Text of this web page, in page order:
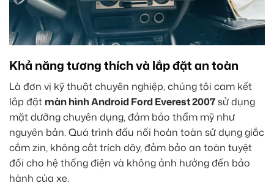
Khả năng tương thích và lắp đặt an toàn
Là đơn vị kỹ thuật chuyên nghiệp, chúng tôi cam kết
lắp đặt màn hình Android Ford Everest 2007sử dụng
mặt dưỡng chuyên dụng, đảm bảo thẩm mỹ như
nguyên bản. Quá trình đấu nối hoàn toàn sử dụng giắc
cắm zin, không cắt trích dây, đảm bảo an toàn tuyệt
đối cho hệ thống điện và không ảnh hưởng đến bảo
hành của xe.